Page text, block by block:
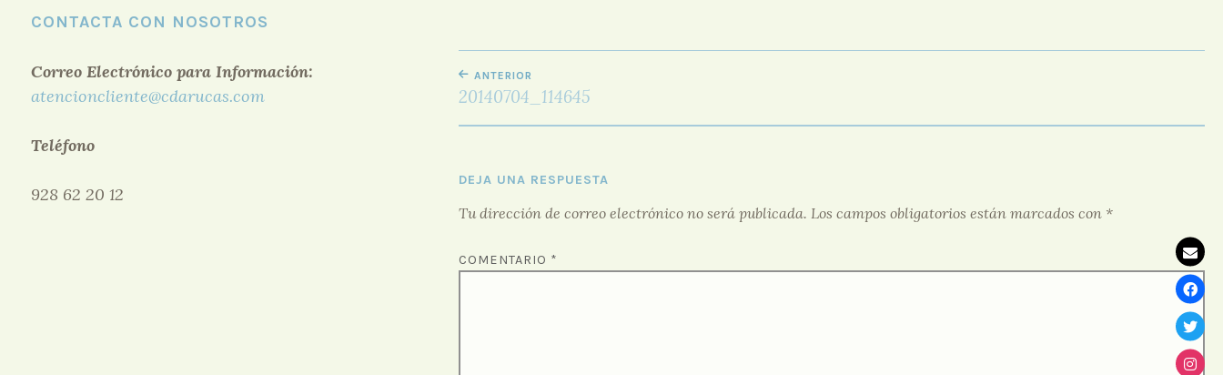
NAVEGACIÓN
DE
ENTRADAS
ANTERIOR
20140704_114645
DEJA UNA RESPUESTA
Tu dirección de correo electrónico no será publicada. Los campos obligatorios están marcados con *
COMENTARIO *
CONTACTA CON NOSOTROS
Correo Electrónico para Información:
atencioncliente@cdarucas.com
Teléfono
928 62 20 12